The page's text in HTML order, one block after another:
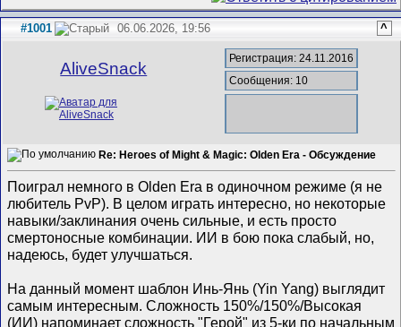
#1001 06.06.2026, 19:56 ^
AliveSnack
Регистрация: 24.11.2016
Сообщения: 10
Re: Heroes of Might & Magic: Olden Era - Обсуждение
Поиграл немного в Olden Era в одиночном режиме (я не
любитель PvP). В целом играть интересно, но некоторые
навыки/заклинания очень сильные, и есть просто
смертоносные комбинации. ИИ в бою пока слабый, но,
надеюсь, будет улучшаться.
На данный момент шаблон Инь-Янь (Yin Yang) выглядит
самым интересным. Сложность 150%/150%/Высокая
(ИИ) напоминает сложность "Герой" из 5-ки по начальным